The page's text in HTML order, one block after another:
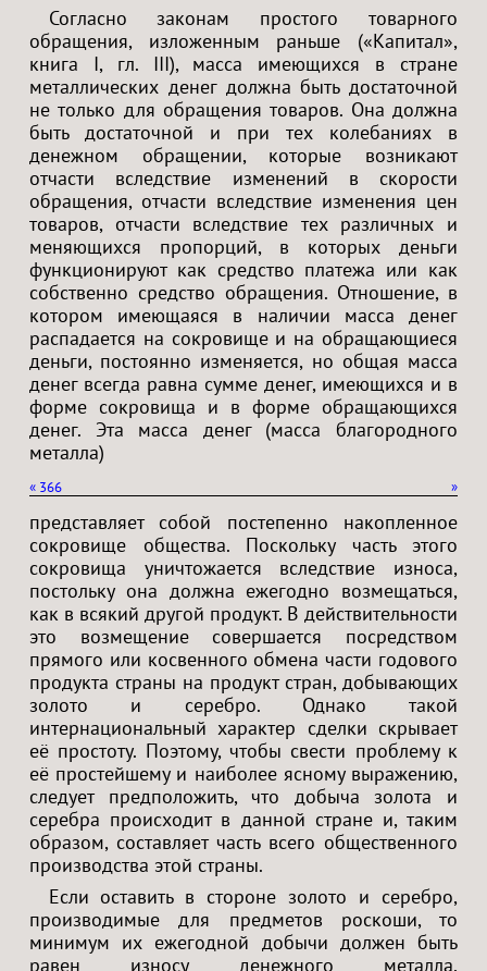
Согласно законам простого товарного
обращения, изложенным раньше («Капитал»,
книга I, гл. III), масса имеющихся в стране
металлических денег должна быть достаточной
не только для обращения товаров. Она должна
быть достаточной и при тех колебаниях в
денежном обращении, которые возникают
отчасти вследствие изменений в скорости
обращения, отчасти вследствие изменения цен
товаров, отчасти вследствие тех различных и
меняющихся пропорций, в которых деньги
функционируют как средство платежа или как
собственно средство обращения. Отношение, в
котором имеющаяся в наличии масса денег
распадается на сокровище и на обращающиеся
деньги, постоянно изменяется, но общая масса
денег всегда равна сумме денег, имеющихся и в
форме сокровища и в форме обращающихся
денег. Эта масса денег (масса благородного
металла)
« »
366
представляет собой постепенно накопленное
сокровище общества. Поскольку часть этого
сокровища уничтожается вследствие износа,
постольку она должна ежегодно возмещаться,
как в всякий другой продукт. В действительности
это возмещение совершается посредством
прямого или косвенного обмена части годового
продукта страны на продукт стран, добывающих
золото и серебро. Однако такой
интернациональный характер сделки скрывает
её простоту. Поэтому, чтобы свести проблему к
её простейшему и наиболее ясному выражению,
следует предположить, что добыча золота и
серебра происходит в данной стране и, таким
образом, составляет часть всего общественного
производства этой страны.
Если оставить в стороне золото и серебро,
производимые для предметов роскоши, то
минимум их ежегодной добычи должен быть
равен износу денежного металла,